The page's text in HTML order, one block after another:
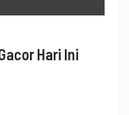
Hari Ini